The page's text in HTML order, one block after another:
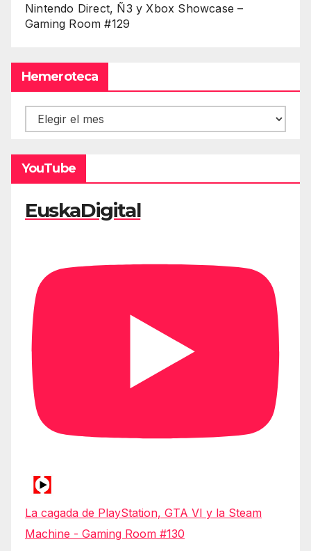
Nintendo Direct, Ñ3 y Xbox Showcase –
Gaming Room #129
Hemeroteca
Hemeroteca
YouTube
EuskaDigital
La cagada de PlayStation, GTA VI y la Steam
Machine - Gaming Room #130